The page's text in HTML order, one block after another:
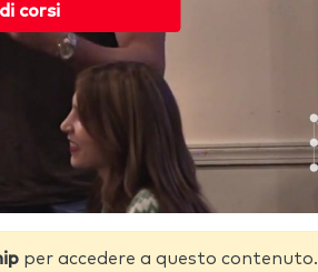
corsi
per accedere a questo contenuto.